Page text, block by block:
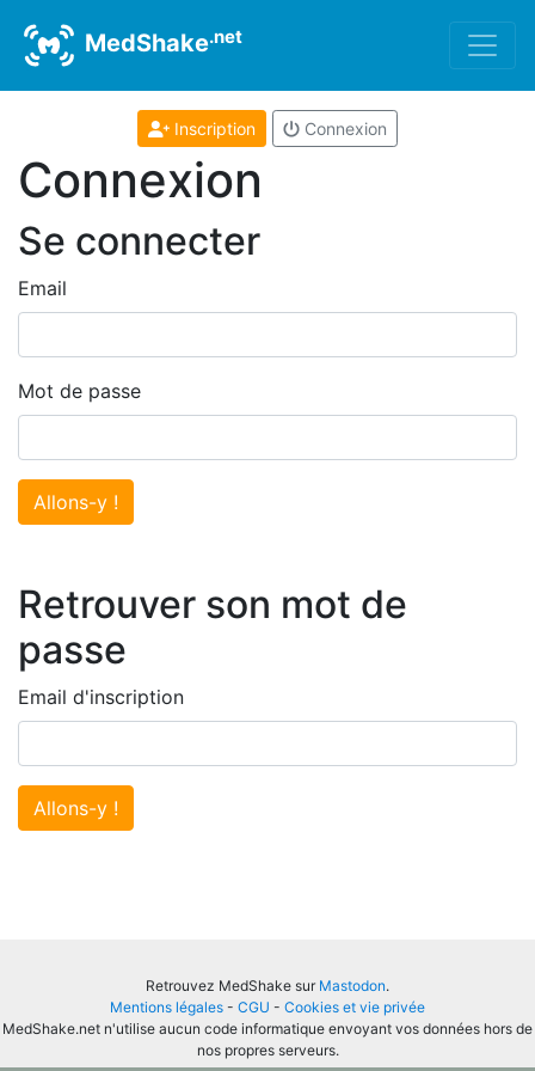
MedShake.net
Inscription Connexion
Connexion
Se connecter
Email
Mot de passe
Allons-y !
Retrouver son mot de
passe
Email d'inscription
Allons-y !
Retrouvez MedShake sur Mastodon.
Mentions légales - CGU - Cookies et vie privée
MedShake.net n'utilise aucun code informatique envoyant vos données hors de
nos propres serveurs.